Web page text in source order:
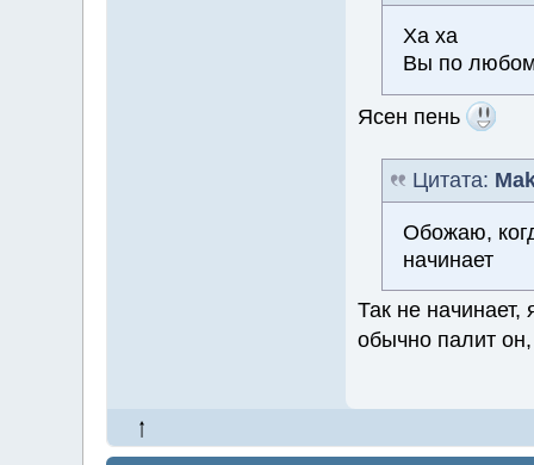
Ха ха
Вы по
Ясен пень
Цитата:
Обожаю,
начинает
Так не
обычно палит